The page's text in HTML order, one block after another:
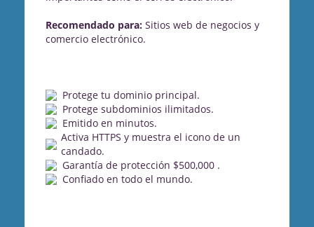
Recomendado para: Sitios web de negocios y
comercio electrónico.
Protege tu dominio principal.
Protege subdominios ilimitados.
Emitido en minutos.
Activa HTTPS y muestra el icono de un
candado.
Garantía de protección $500,000 .
Confiado en todo el mundo.